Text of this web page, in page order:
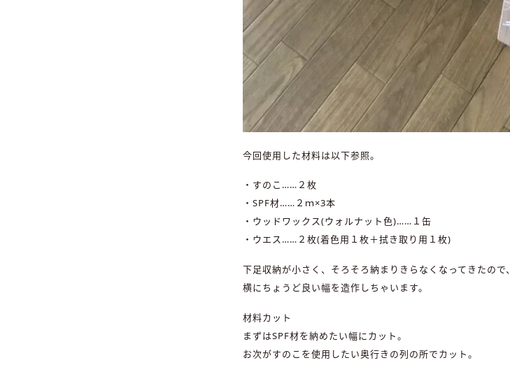
今回使用した材料は以下参照。
・すのこ……２枚
・SPF材……２ｍ×3本
・ウッドワックス(ウォルナット色)……１缶
・ウエス……２枚(着色用１枚＋拭き取り用１枚)
下足収納が小さく、そろそろ納まりきらなくなってきたので、
横にちょうど良い幅を造作しちゃいます。
材料カット
まずはSPF材を納めたい幅にカット。
お次がすのこを使用したい奥行きの列の所でカット。